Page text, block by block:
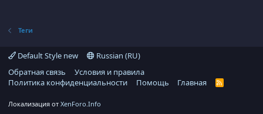
Теги
Default Style new
Russian (RU)
Обратная связь
Условия и правила
Политика конфиденциальности
Помощь Главная
R
Локализация от XenForo.Info